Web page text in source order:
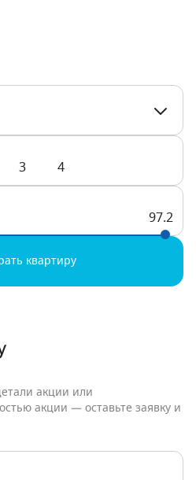
3 4
97.2
квартиру
акции или
акции — оставьте заявку и